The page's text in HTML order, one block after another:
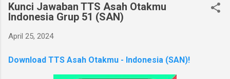
Kunci Jawaban TTS Asah Otakmu
Indonesia Grup 51 (SAN)
April 25, 2024
Download TTS Asah Otakmu - Indonesia (SAN)!